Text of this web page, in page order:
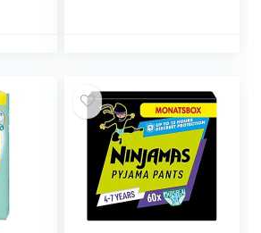
zertifiziert – Frosty
Green